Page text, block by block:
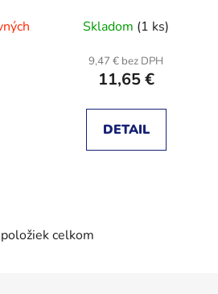
Skladom (1 ks)
9,47 € bez DPH
11,65 €
DETAIL
O
položiek celkom